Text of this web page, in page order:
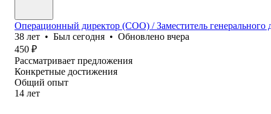
Операционный директор (COO) / Заместитель
38 лет • Был сегодня • Обновлено вчера
450 ₽
Рассматривает предложения
Конкретные достижения
Общий опыт
14 лет